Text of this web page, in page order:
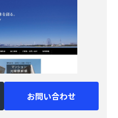
お問い合わせ